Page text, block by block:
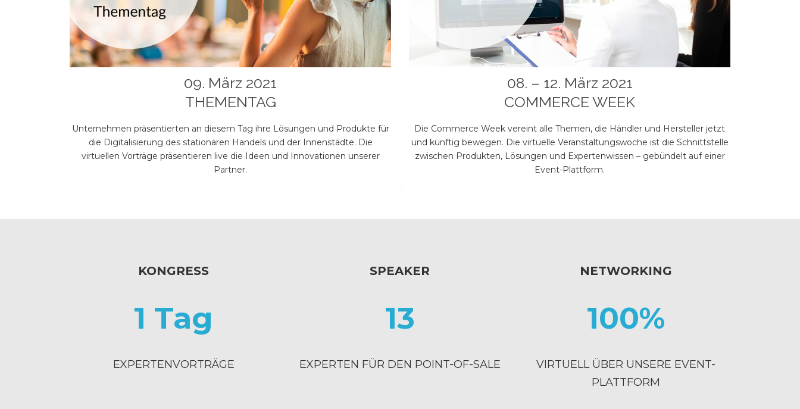
09. März 2021
THEMENTAG
Unternehmen präsentierten an diesem Tag ihre Lösungen und Produkte für
die Digitalisierung des stationären Handels und der Innenstädte. Die
virtuellen Vorträge präsentieren live die Ideen und Innovationen unserer
Partner.
08. – 12. März 2021
COMMERCE WEEK
Die Commerce Week vereint alle Themen, die Händler und Hersteller jetzt
und künftig bewegen. Die virtuelle Veranstaltungswoche ist die Schnittstelle
zwischen Produkten, Lösungen und Expertenwissen – gebündelt auf einer
Event-Plattform.
KONGRESS
1 Tag
EXPERTENVORTRÄGE
SPEAKER
13
EXPERTEN FÜR DEN POINT-OF-SALE
NETWORKING
100%
VIRTUELL ÜBER UNSERE EVENT-
PLATTFORM